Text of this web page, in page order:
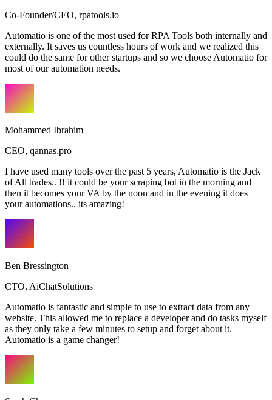
Co-Founder/CEO, rpatools.io
Automatio is one of the most used for RPA Tools both internally and
externally. It saves us countless hours of work and we realized this
could do the same for other startups and so we choose Automatio for
most of our automation needs.
Mohammed Ibrahim
CEO, qannas.pro
I have used many tools over the past 5 years, Automatio is the Jack
of All trades.. !! it could be your scraping bot in the morning and
then it becomes your VA by the noon and in the evening it does
your automations.. its amazing!
Ben Bressington
CTO, AiChatSolutions
Automatio is fantastic and simple to use to extract data from any
website. This allowed me to replace a developer and do tasks myself
as they only take a few minutes to setup and forget about it.
Automatio is a game changer!